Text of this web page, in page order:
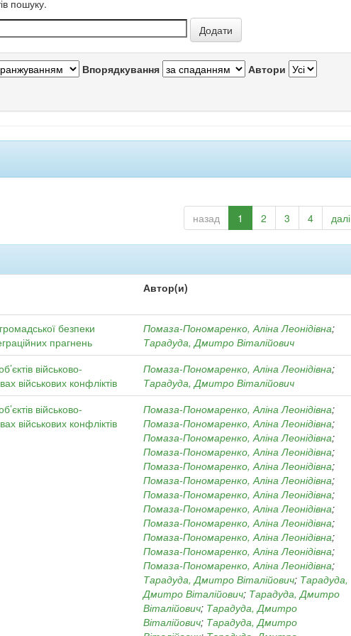
пошуку.
Впорядкування Автори
назад 1 2 3 4 далі
Автор(и)
безпеки
прагнень
Помаза-Пономаренко, Аліна Леонідівна;
Тарадуда, Дмитро Віталійович
військово-
військових конфліктів
Помаза-Пономаренко, Аліна Леонідівна;
Тарадуда, Дмитро Віталійович
військово-
військових конфліктів
Помаза-Пономаренко, Аліна Леонідівна;
Помаза-Пономаренко, Аліна Леонідівна;
Помаза-Пономаренко, Аліна Леонідівна;
Помаза-Пономаренко, Аліна Леонідівна;
Помаза-Пономаренко, Аліна Леонідівна;
Помаза-Пономаренко, Аліна Леонідівна;
Помаза-Пономаренко, Аліна Леонідівна;
Помаза-Пономаренко, Аліна Леонідівна;
Помаза-Пономаренко, Аліна Леонідівна;
Помаза-Пономаренко, Аліна Леонідівна;
Помаза-Пономаренко, Аліна Леонідівна;
Помаза-Пономаренко, Аліна Леонідівна;
Тарадуда, Дмитро Віталійович; Тарадуда,
Дмитро Віталійович; Тарадуда, Дмитро
Віталійович; Тарадуда, Дмитро
Віталійович; Тарадуда, Дмитро